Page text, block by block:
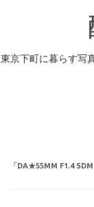
東京下町に暮らす写
「DA★55MM F1.4 SDM